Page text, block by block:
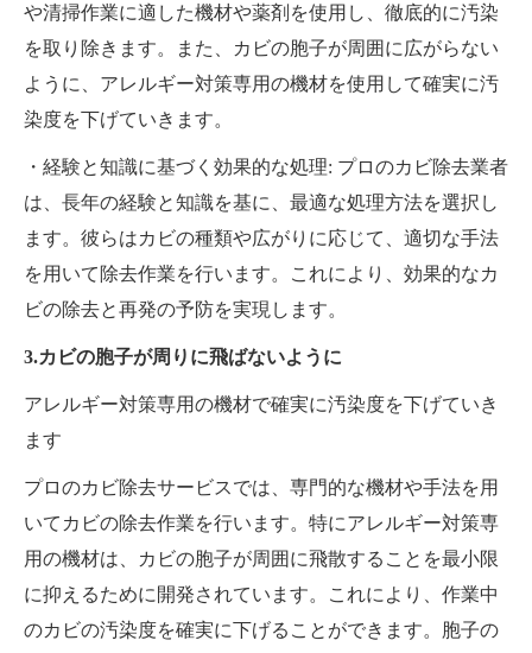
や清掃作業に適した機材や薬剤を使用し、徹底的に汚染
を取り除きます。また、カビの胞子が周囲に広がらない
ように、アレルギー対策専用の機材を使用して確実に汚
染度を下げていきます。
・経験と知識に基づく効果的な処理: プロのカビ除去業者
は、長年の経験と知識を基に、最適な処理方法を選択し
ます。彼らはカビの種類や広がりに応じて、適切な手法
を用いて除去作業を行います。これにより、効果的なカ
ビの除去と再発の予防を実現します。
3.カビの胞子が周りに飛ばないように
アレルギー対策専用の機材で確実に汚染度を下げていき
ます
プロのカビ除去サービスでは、専門的な機材や手法を用
いてカビの除去作業を行います。特にアレルギー対策専
用の機材は、カビの胞子が周囲に飛散することを最小限
に抑えるために開発されています。これにより、作業中
のカビの汚染度を確実に下げることができます。胞子の